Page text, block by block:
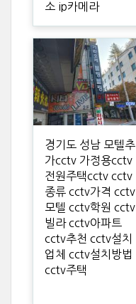
소 ip카메라
경기도 성남 모텔추
가cctv 가정용cctv
전원주택cctv cctv
종류 cctv가격 cctv
모텔 cctv학원 cctv
빌라 cctv아파트
cctv추천 cctv설치
업체 cctv설치방법
cctv주택